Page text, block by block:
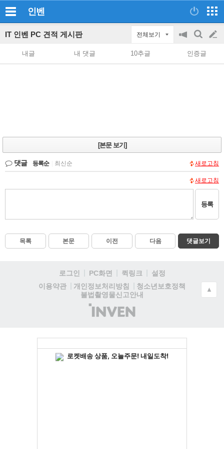
인벤
IT 인벤 PC 견적 게시판 전체보기
공
on/off
검
색
글
쓰
내글 내 댓글 10추글 인증글
[본문 보기]
댓글 등록순 최신순 새로고침
새로고침
등록
목록 본문 이전 다음 댓글보기
로그인 PC화면 퀵링크
설정
이용약관
개인정보처리방침
청소년보호정책
불법촬영물신고안내
(주)
인
▲